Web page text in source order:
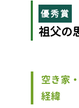
優秀賞
祖父の
空き家
経緯